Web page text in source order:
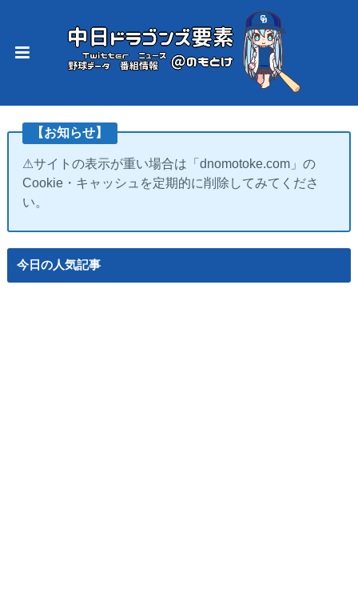
【お知らせ】
⚠サイトの表示が重い場合は「dnomotoke.com」の
Cookie・キャッシュを定期的に削除してみてくださ
い。
今日の人気記事